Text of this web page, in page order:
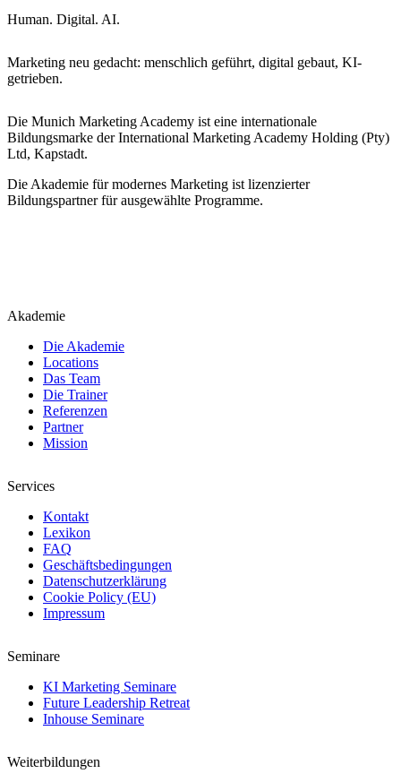
Human. Digital. AI.
Marketing neu gedacht: menschlich geführt, digital gebaut, KI-
getrieben.
Die Munich Marketing Academy ist eine internationale
Bildungsmarke der International Marketing Academy Holding (Pty)
Ltd, Kapstadt.
Die Akademie für modernes Marketing ist lizenzierter
Bildungspartner für ausgewählte Programme.
Akademie
Die Akademie
Locations
Das Team
Die Trainer
Referenzen
Partner
Mission
Services
Kontakt
Lexikon
FAQ
Geschäftsbedingungen
Datenschutzerklärung
Cookie Policy (EU)
Impressum
Seminare
KI Marketing Seminare
Future Leadership Retreat
Inhouse Seminare
Weiterbildungen